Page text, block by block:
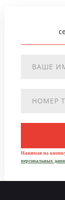
Нажимая на кнопку
персональных